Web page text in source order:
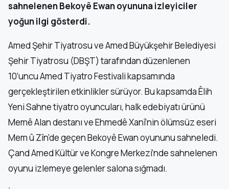
sahnelenen Bekoyê Ewan oyununa izleyiciler
yoğun ilgi gösterdi.
Amed Şehir Tiyatrosu ve Amed Büyükşehir Belediyesi
Şehir Tiyatrosu (DBŞT) tarafından düzenlenen
10’uncu Amed Tiyatro Festivali kapsamında
gerçekleştirilen etkinlikler sürüyor. Bu kapsamda Êlih
Yeni Sahne tiyatro oyuncuları, halk edebiyatı ürünü
Memê Alan destanı ve Ehmedê Xanî’nin ölümsüz eseri
Mem û Zîn’de geçen Bekoyê Ewan oyununu sahneledi.
Çand Amed Kültür ve Kongre Merkezi’nde sahnelenen
oyunu izlemeye gelenler salona sığmadı.